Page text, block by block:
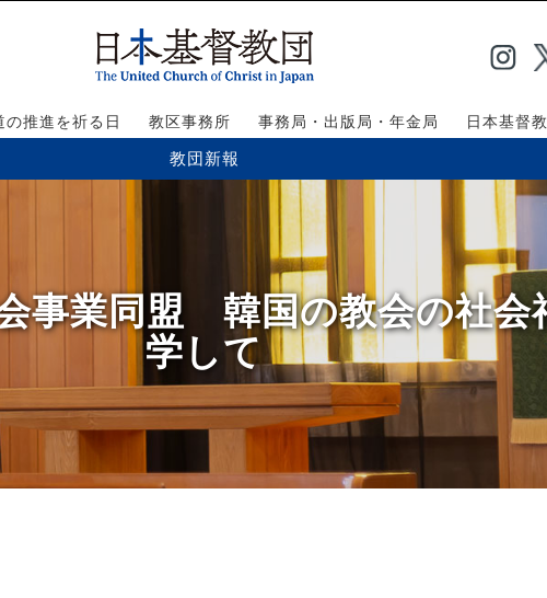
の推進を祈る日 教区事務所 事務局・出版局・年金局 日本基督
教団新報
会事業同盟 韓国の教会の社
学して